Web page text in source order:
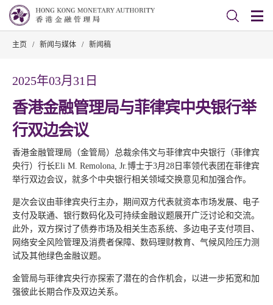
主页 / 新闻与媒体 / 新闻稿
2025年03月31日
香港金融管理局与菲律宾中央银行举
行双边会议
香港金融管理局（金管局）总裁余伟文与菲律宾中央银行（菲律宾
央行）行长Eli M. Remolona, Jr.博士于3月28日率领代表团在菲律宾
举行双边会议，就多个中央银行相关领域交换意见和加强合作。
是次会议由菲律宾央行主办，期间双方代表就资本市场发展、电子
支付及联通、银行数码化及可持续金融议题展开广泛讨论和交流。
此外，双方探讨了债券市场及相关生态系统、多边电子支付项目、
网络安全风险管理及消费者保障、数码理财教育、气候风险压力测
试及其他绿色金融议题。
金管局与菲律宾央行亦探索了潜在的合作机会，以进一步拓宽和加
强彼此长期合作及双边关系。